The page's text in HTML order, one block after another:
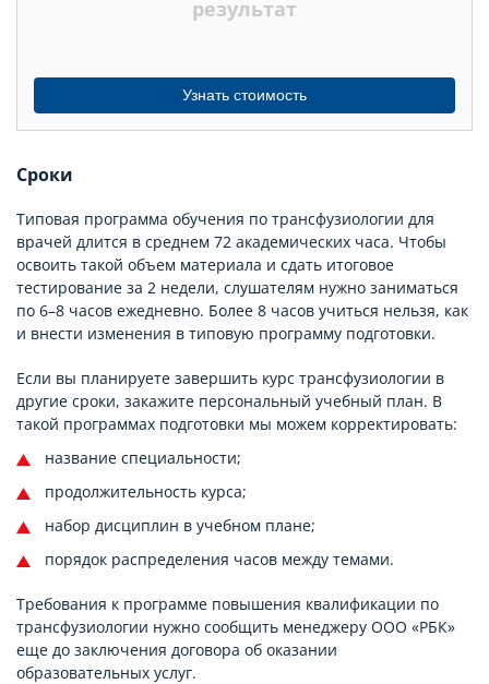
результат
Узнать стоимость
Сроки
Типовая программа обучения по трансфузиологии для
врачей длится в среднем 72 академических часа. Чтобы
освоить такой объем материала и сдать итоговое
тестирование за 2 недели, слушателям нужно заниматься
по 6–8 часов ежедневно. Более 8 часов учиться нельзя, как
и внести изменения в типовую программу подготовки.
Если вы планируете завершить курс трансфузиологии в
другие сроки, закажите персональный учебный план. В
такой программах подготовки мы можем корректировать:
название специальности;
продолжительность курса;
набор дисциплин в учебном плане;
порядок распределения часов между темами.
Требования к программе повышения квалификации по
трансфузиологии нужно сообщить менеджеру ООО «РБК»
еще до заключения договора об оказании
образовательных услуг.